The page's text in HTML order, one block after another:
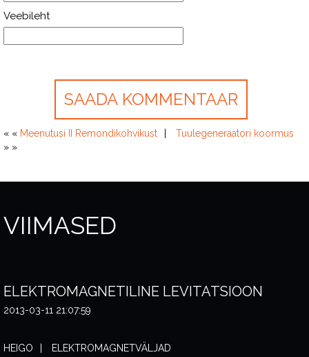
Veebileht
« « Meenutusi II Remondikohvikust
Tuulegeneraatori koormus
» »
VIIMASED
ELEKTROMAGNETILINE LEVITATSIOON
2013-03-11 21:07:59
HEIGO ELEKTROMAGNETVÄLJAD